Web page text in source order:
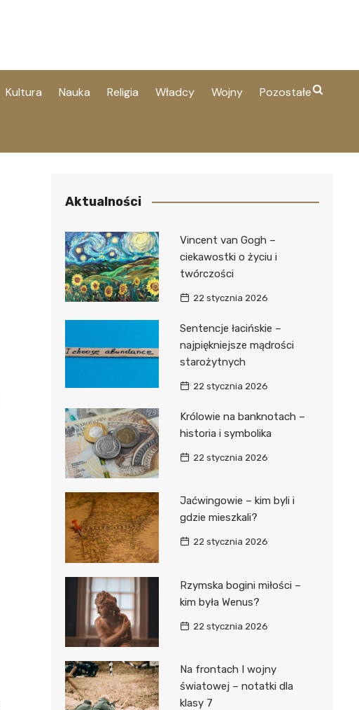
Kultura Nauka Religia Władcy Wojny Pozostałe
Aktualności
Vincent van Gogh –
ciekawostki o życiu i
twórczości
22 stycznia 2026
Sentencje łacińskie –
najpiękniejsze mądrości
starożytnych
22 stycznia 2026
Królowie na banknotach –
historia i symbolika
22 stycznia 2026
Jaćwingowie – kim byli i
gdzie mieszkali?
22 stycznia 2026
Rzymska bogini miłości –
kim była Wenus?
22 stycznia 2026
Na frontach I wojny
światowej – notatki dla
klasy 7